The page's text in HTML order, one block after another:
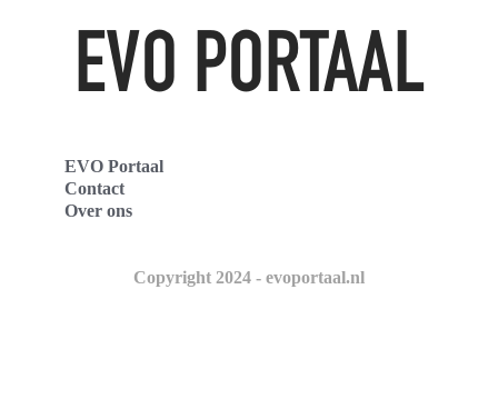
EVO Portaal
Contact
Over ons
Copyright 2024 - evoportaal.nl